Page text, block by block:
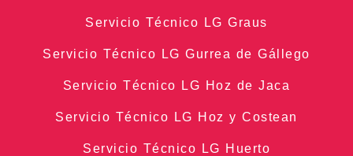
Servicio Técnico LG Graus
Servicio Técnico LG Gurrea de Gállego
Servicio Técnico LG Hoz de Jaca
Servicio Técnico LG Hoz y Costean
Servicio Técnico LG Huerto